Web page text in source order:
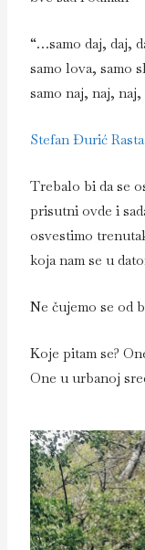
“…samo daj, daj,
samo lova, samo
samo naj, naj,
Stefan Đurić Rasta
Trebalo bi da se
prisutni ovde i
osvestimo
koja nam se u
Ne čujemo se od
Koje pitam se?
One u urbanoj